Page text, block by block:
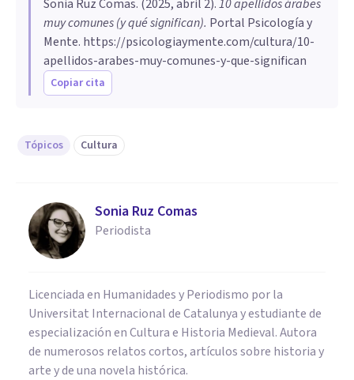
Sonia Ruz Comas. (2025, abril 2).10 apellidos árabes
muy comunes (y qué significan). Portal Psicología y
Mente. https://psicologiaymente.com/cultura/10-
apellidos-arabes-muy-comunes-y-que-significan
Copiar cita
Tópicos Cultura
Sonia Ruz Comas
Periodista
Licenciada en Humanidades y Periodismo por la
Universitat Internacional de Catalunya y estudiante de
especialización en Cultura e Historia Medieval. Autora
de numerosos relatos cortos, artículos sobre historia y
arte y de una novela histórica.